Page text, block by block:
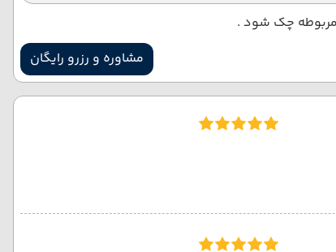
مربوطه چک شود .
مشاوره و رزرو رایگان